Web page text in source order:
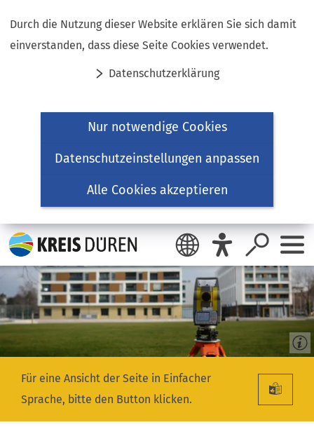
Durch die Nutzung dieser Website erklären Sie sich damit
einverstanden, dass diese Seite Cookies verwendet.
Datenschutzerklärung
Nur notwendige Cookies
Datenschutzeinstellungen anpassen
Alle Cookies akzeptieren
Inhalt anspringen
Für eine Ansicht der Seite in Einfacher
Sprache, bitte den Button klicken.